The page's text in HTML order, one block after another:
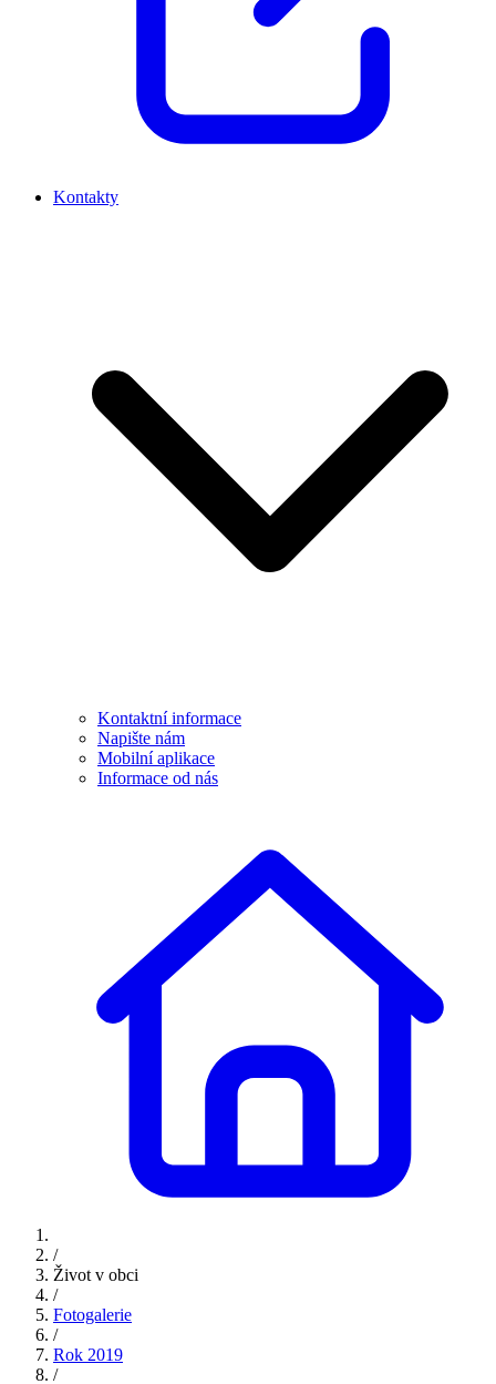
Kontakty
Kontaktní informace
Napište nám
Mobilní aplikace
Informace od nás
/
Život v obci
/
Fotogalerie
/
Rok 2019
/